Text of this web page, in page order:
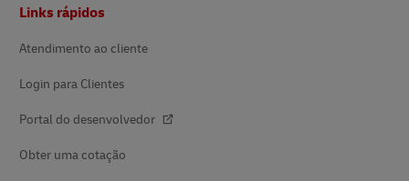
Links rápidos
Atendimento ao cliente
Login para Clientes
Portal do desenvolvedor
Obter uma cotação